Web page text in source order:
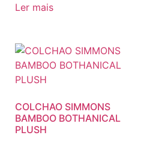
Ler mais
COLCHAO SIMMONS
BAMBOO BOTHANICAL
PLUSH